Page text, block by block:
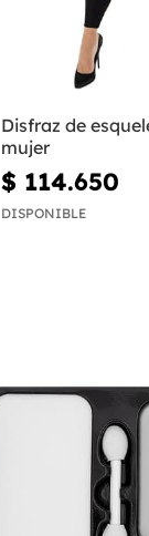
Disfraz de
mujer
$ 114.650
DISPONIBLE